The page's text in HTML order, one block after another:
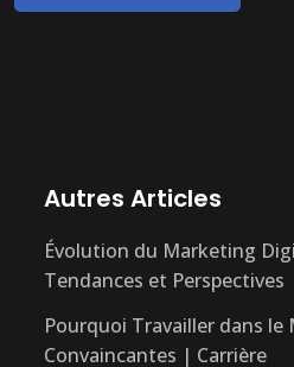
Autres Articles
Évolution du Marketing
Tendances et Perspectives
Pourquoi Travailler dans le
Convaincantes | Carrière